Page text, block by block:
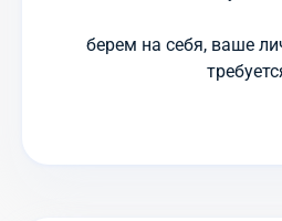
берем на себя, ваше